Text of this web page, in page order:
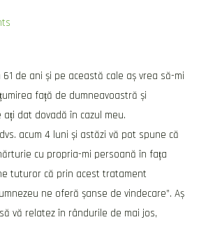
61 de ani și pe această cale aș vrea să-mi
față de dumneavoastră și
dat dovadă în cazul meu.
acum 4 luni și astăzi vă pot spune că
cu propria-mi persoană în fața
tuturor că prin acest tratament
ne oferă șanse de vindecare”. Aș
vă relatez în rândurile de mai jos,